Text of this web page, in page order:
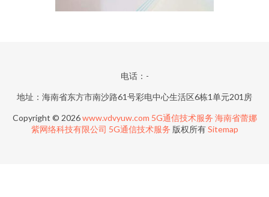
电话：-
地址：海南省东方市南沙路61号彩电中心生活区6栋1单元201房
Copyright © 2026www.vdvyuw.com 5G通信技术服务 海南省蕾娜
紫网络科技有限公司 5G通信技术服务 版权所有Sitemap